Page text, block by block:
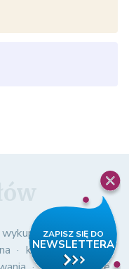
wykup samochodu z
kasowy pit